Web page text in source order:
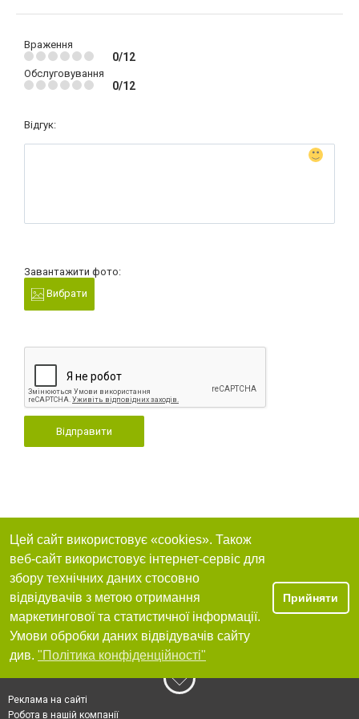
Враження
0/12
Обслуговування
0/12
Відгук:
Завантажити фото:
Вибрати
Відправити
Цей сайт використовує «cookies». Також
веб-сайт використовує інтернет-сервіс для
збору технічних даних стосовно
відвідувачів з метою отримання
маркетингової та статистичної інформації.
Умови обробки даних відвідувачів сайту
див. "Політика конфіденційності"
Прийняти
Реклама на сайті
Робота в нашій компанії